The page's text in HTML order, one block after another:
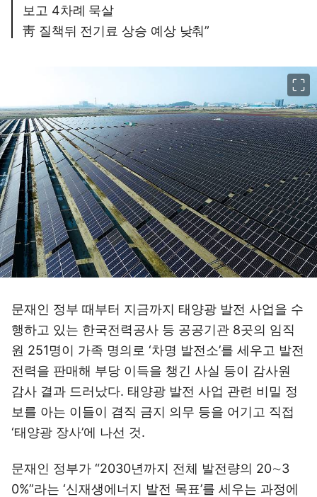
보고 4차례 묵살
靑 질책뒤 전기료 상승 예상 낮춰”
문재인 정부 때부터 지금까지 태양광 발전 사업을 수
행하고 있는 한국전력공사 등 공공기관 8곳의 임직
원 251명이 가족 명의로 ‘차명 발전소’를 세우고 발전
전력을 판매해 부당 이득을 챙긴 사실 등이 감사원
감사 결과 드러났다. 태양광 발전 사업 관련 비밀 정
보를 아는 이들이 겸직 금지 의무 등을 어기고 직접
‘태양광 장사’에 나선 것.
문재인 정부가 “2030년까지 전체 발전량의 20∼3
0%”라는 ‘신재생에너지 발전 목표’를 세우는 과정에